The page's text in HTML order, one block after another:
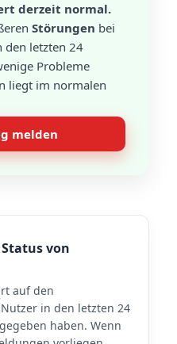
derzeit normal.
Störungen bei
den letzten 24
Probleme
liegt im normalen
melden
von
auf den
in den letzten 24
haben. Wenn